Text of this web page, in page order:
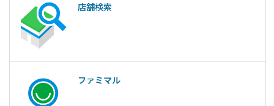
店舗検索
ファミマル